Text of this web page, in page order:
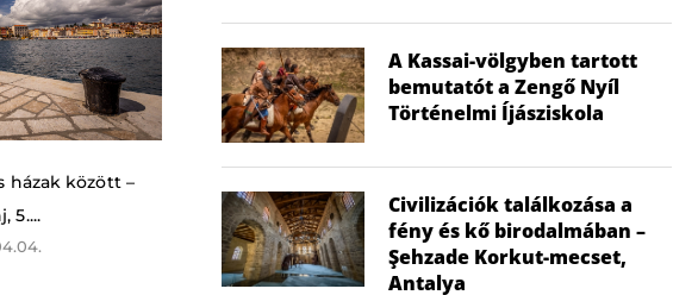
házak között –
5....
őslakosok – Maldív-szigetek 2....
2024.10.20.
A Kassai-völgyben tartott
bemutatót a Zengő Nyíl
Történelmi Íjásziskola
Civilizációk találkozása a
fény és kő birodalmában –
Şehzade Korkut-mecset,
Antalya